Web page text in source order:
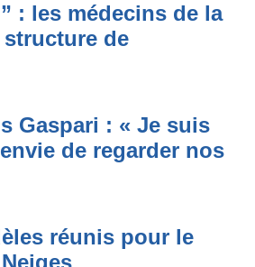
: les médecins de la
de
Gaspari : « Je suis
de regarder nos
réunis pour le